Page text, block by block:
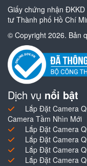
Giấy chứng nhận
tư Thành phố Hồ Chí
© Copyright 2026. Bản
Dịch vụ nổi bật
Lắp Đặt Camera
Camera Tầm Nhìn Mới
Lắp Đặt Camera
Lắp Đặt Camera
Lắp Đặt Camera
Lắp Đặt Camera